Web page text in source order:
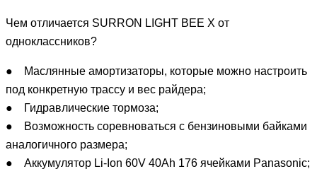
Чем отличается SURRON LIGHT BEE X от
одноклассников?
● Маслянные амортизаторы, которые можно настроить
под конкретную трассу и вес райдера;
● Гидравлические тормоза;
● Возможность соревноваться с бензиновыми байками
аналогичного размера;
● Аккумулятор Li-Ion 60V 40Ah 176 ячейками Panasonic;